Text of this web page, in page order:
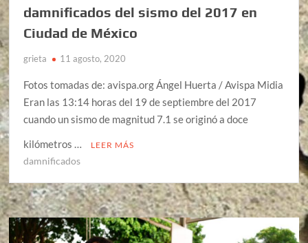
damnificados del sismo del 2017 en
Ciudad de México
grieta 11 agosto, 2020
Fotos tomadas de: avispa.org Ángel Huerta / Avispa Midia
Eran las 13:14 horas del 19 de septiembre del 2017
cuando un sismo de magnitud 7.1 se originó a doce
kilómetros …
LEER MÁS
damnificados